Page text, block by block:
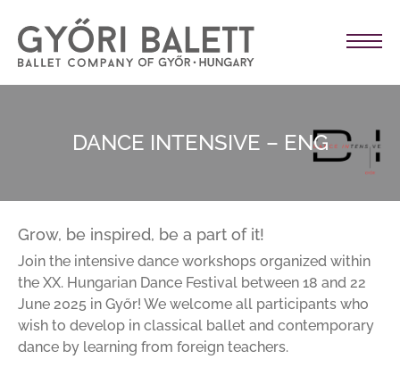
DANCE INTENSIVE – ENG
Grow, be inspired, be a part of it!
Join the intensive dance workshops organized within
the XX. Hungarian Dance Festival between 18 and 22
June 2025 in Győr! We welcome all participants who
wish to develop in classical ballet and contemporary
dance by learning from foreign teachers.